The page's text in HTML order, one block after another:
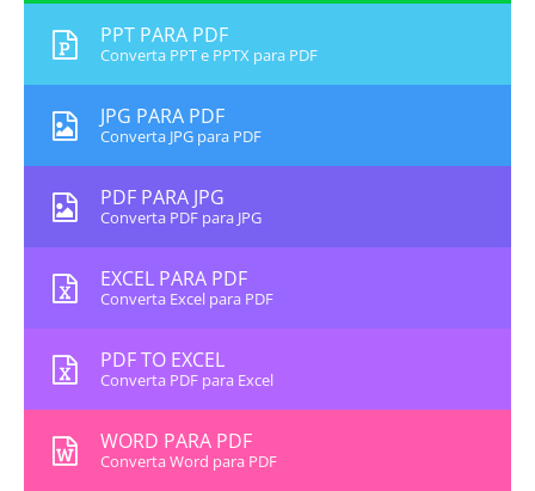
PPT PARA PDF
Converta PPT e PPTX para PDF
JPG PARA PDF
Converta JPG para PDF
PDF PARA JPG
Converta PDF para JPG
EXCEL PARA PDF
Converta Excel para PDF
PDF TO EXCEL
Converta PDF para Excel
WORD PARA PDF
Converta Word para PDF